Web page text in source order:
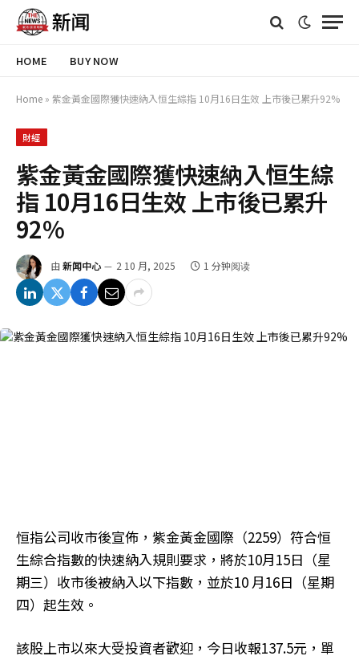
HOME BUY NOW
Home » 紫金黃金國際獲快速納入恒生綜指 10月16日生效 上市後已累升92%
財經
紫金黃金國際獲快速納入恒生綜
指 10月16日生效 上市後已累升
92%
由 新闻中心 2 10 月, 2025 1 分钟阅读
恒指公司收市後宣佈，紫金黃金國際（2259）符合恒
生綜合指數的快速納入規則要求，將於10月15日（星
期三）收市後被納入以下指數，並於10 月16日（星期
四）起生效。
該股上市以來大受投資者歡迎，今日收報137.5元，單